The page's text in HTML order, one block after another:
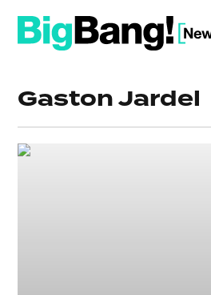
Gaston Jardel